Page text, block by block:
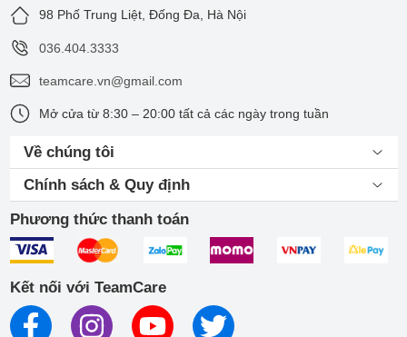
98 Phố Trung Liệt, Đống Đa, Hà Nội
036.404.3333
teamcare.vn@gmail.com
Mở cửa từ 8:30 – 20:00 tất cả các ngày trong tuần
Về chúng tôi
Chính sách & Quy định
Phương thức thanh toán
Kết nối với TeamCare